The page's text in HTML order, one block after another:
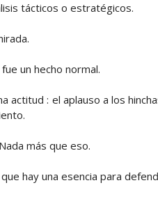
tácticos o estratégicos.
un hecho normal.
actitud : el aplauso a los
más que eso.
hay una esencia para